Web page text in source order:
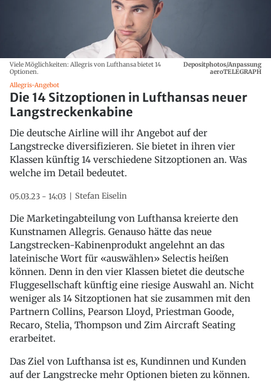
Viele Möglichkeiten: Allegris von Lufthansa bietet 14
Optionen.
Depositphotos/Anpassung
aeroTELEGRAPH
Allegris-Angebot
Die 14 Sitzoptionen in Lufthansas neuer
Langstreckenkabine
Die deutsche Airline will ihr Angebot auf der
Langstrecke diversifizieren. Sie bietet in ihren vier
Klassen künftig 14 verschiedene Sitzoptionen an. Was
welche im Detail bedeutet.
05.03.23 - 14:03 Stefan Eiselin
Die Marketingabteilung von Lufthansa kreierte den
Kunstnamen Allegris. Genauso hätte das neue
Langstrecken-Kabinenprodukt angelehnt an das
lateinische Wort für «auswählen» Selectis heißen
können. Denn in den vier Klassen bietet die deutsche
Fluggesellschaft künftig eine riesige Auswahl an. Nicht
weniger als 14 Sitzoptionen hat sie zusammen mit den
Partnern Collins, Pearson Lloyd, Priestman Goode,
Recaro, Stelia, Thompson und Zim Aircraft Seating
erarbeitet.
Das Ziel von Lufthansa ist es, Kundinnen und Kunden
auf der Langstrecke mehr Optionen bieten zu können.